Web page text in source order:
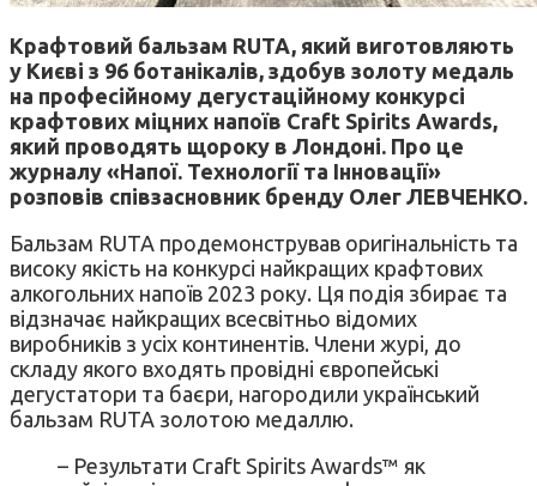
Крафтовий бальзам RUTA, який виготовляють
у Києві з 96 ботанікалів, здобув золоту медаль
на професійному дегустаційному конкурсі
крафтових міцних напоїв Craft Spirits Awards,
який проводять щороку в Лондоні. Про це
журналу «Напої. Технології та Інновації»
розповів співзасновник бренду Олег ЛЕВЧЕНКО.
Бальзам RUTA продемонстрував оригінальність та
високу якість на конкурсі найкращих крафтових
алкогольних напоїв 2023 року. Ця подія збирає та
відзначає найкращих всесвітньо відомих
виробників з усіх континентів. Члени журі, до
складу якого входять провідні європейські
дегустатори та баєри, нагородили український
бальзам RUTA золотою медаллю.
– Результати Craft Spirits Awards™ як